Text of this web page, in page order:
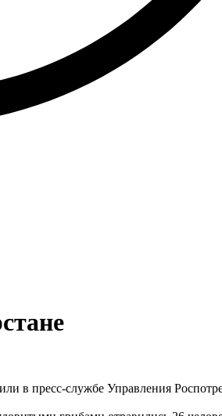
в пресс-службе Управления